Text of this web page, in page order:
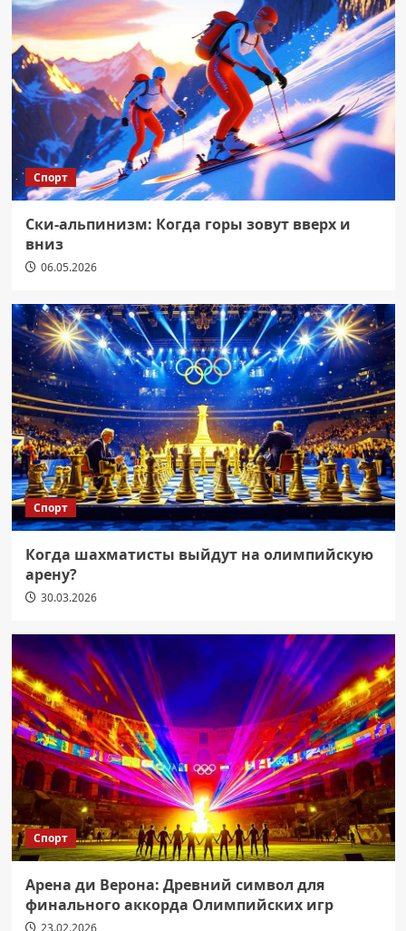
Спорт
Ски-альпинизм: Когда горы зовут вверх и
вниз
06.05.2026
Спорт
Когда шахматисты выйдут на олимпийскую
арену?
30.03.2026
Спорт
Арена ди Верона: Древний символ для
финального аккорда Олимпийских игр